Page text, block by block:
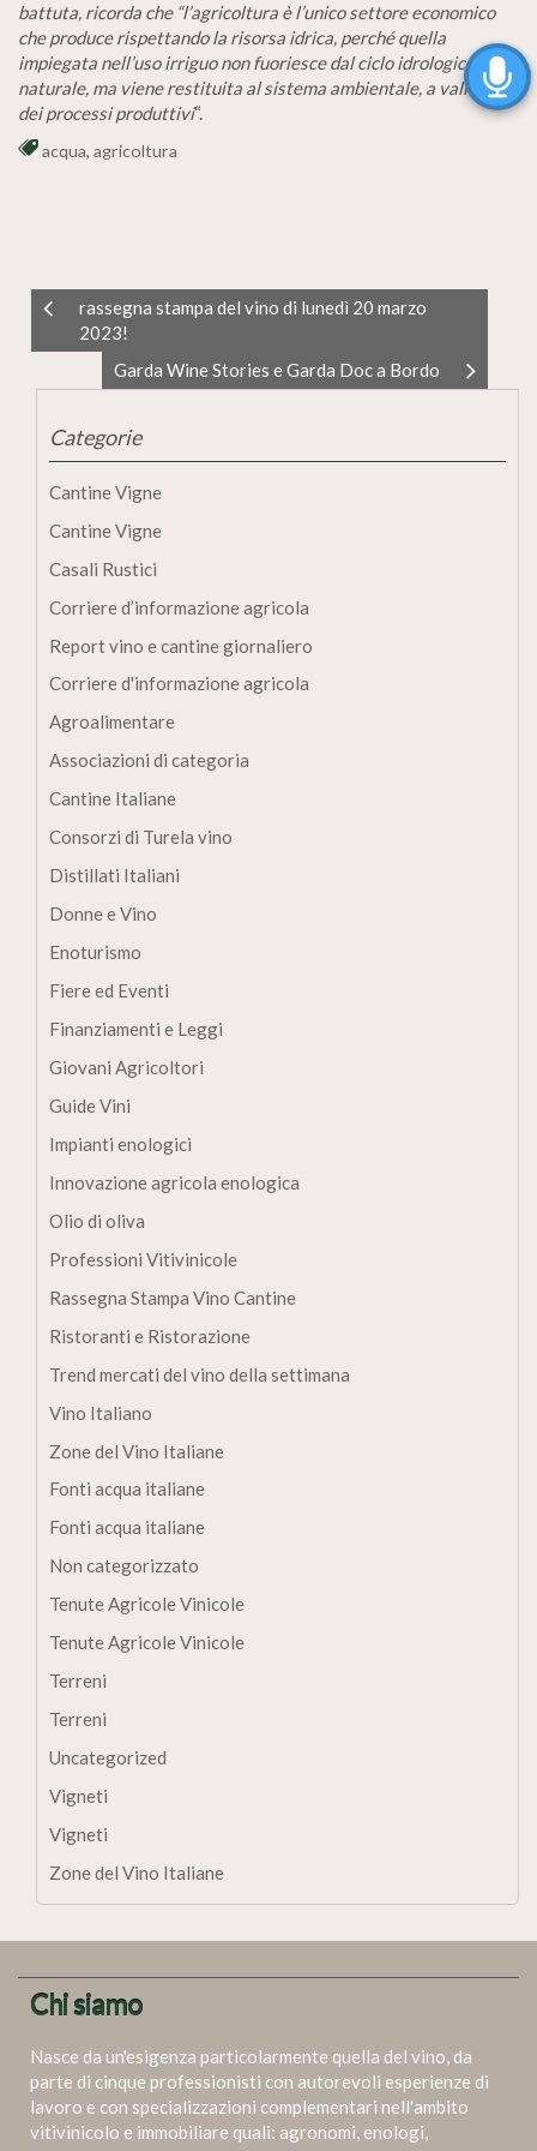
battuta, ricorda che “l’agricoltura è l’unico settore economico
che produce rispettando la risorsa idrica, perché quella
impiegata nell’uso irriguo non fuoriesce dal ciclo idrologico
naturale, ma viene restituita al sistema ambientale, a valle
dei processi produttivi“.
acqua, agricoltura
rassegna stampa del vino di lunedì 20 marzo
2023!
Garda Wine Stories e Garda Doc a Bordo
Categorie
Cantine Vigne
Cantine Vigne
Casali Rustici
Corriere d’informazione agricola
Report vino e cantine giornaliero
Corriere d'informazione agricola
Agroalimentare
Associazioni di categoria
Cantine Italiane
Consorzi di Turela vino
Distillati Italiani
Donne e Vino
Enoturismo
Fiere ed Eventi
Finanziamenti e Leggi
Giovani Agricoltori
Guide Vini
Impianti enologici
Innovazione agricola enologica
Olio di oliva
Professioni Vitivinicole
Rassegna Stampa Vino Cantine
Ristoranti e Ristorazione
Trend mercati del vino della settimana
Vino Italiano
Zone del Vino Italiane
Fonti acqua italiane
Fonti acqua italiane
Non categorizzato
Tenute Agricole Vinicole
Tenute Agricole Vinicole
Terreni
Terreni
Uncategorized
Vigneti
Vigneti
Zone del Vino Italiane
Chi siamo
Nasce da un'esigenza particolarmente quella del vino, da
parte di cinque professionisti con autorevoli esperienze di
lavoro e con specializzazioni complementari nell'ambito
vitivinicolo e immobiliare quali: agronomi, enologi,